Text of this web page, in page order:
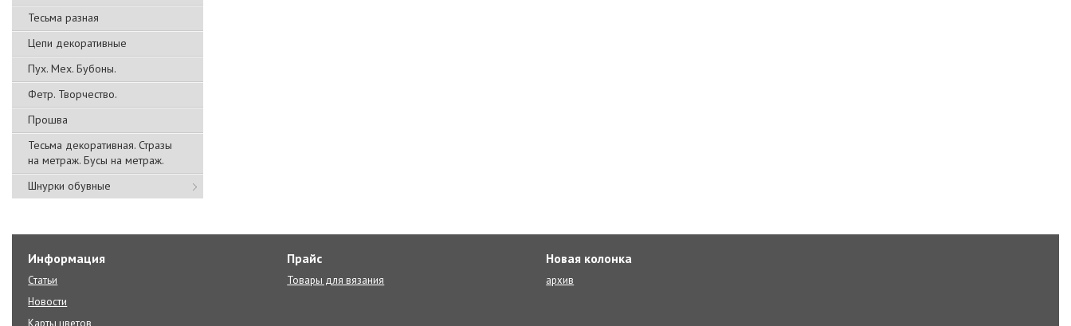
Тесьма разная
Цепи декоративные
Пух. Мех. Бубоны.
Фетр. Творчество.
Прошва
Тесьма декоративная. Стразы
на метраж. Бусы на метраж.
Шнурки обувные
Информация
Статьи
Новости
Карты цветов
Прайс
Товары для вязания
Новая колонка
архив